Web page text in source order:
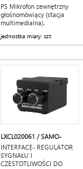
PS Mikrofon zewnętrzny
głośnomówiący (stacja
multimedialna).
jednostka miary: szt
LXCL020061 / SAMO-
134556
INTERFACE- REGULATOR
SYGNAŁU I
CZESTOTLIWOŚCI DO